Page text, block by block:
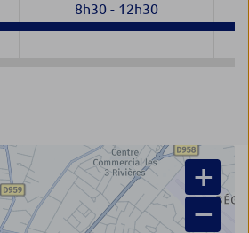
8h30- 12h30
+
−